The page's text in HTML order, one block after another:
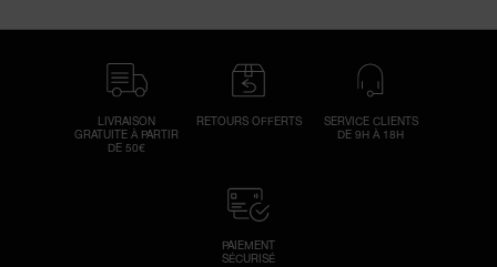
LIVRAISON
GRATUITE À PARTIR
DE 50€
RETOURS OFFERTS
SERVICE CLIENTS
DE 9H À 18H
PAIEMENT
SÉCURISÉ